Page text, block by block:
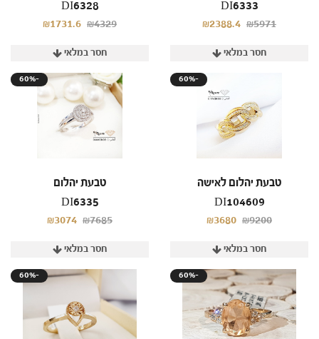
DI6328
₪1731.6 ₪4329
DI6333
₪2388.4 ₪5971
חסר במלאי
60%-
טבעת יהלום
DI6335
₪3074 ₪7685
חסר במלאי
60%-
טבעת יהלום לאישה
DI104609
₪3680 ₪9200
חסר במלאי
60%-
חסר במלאי
60%-